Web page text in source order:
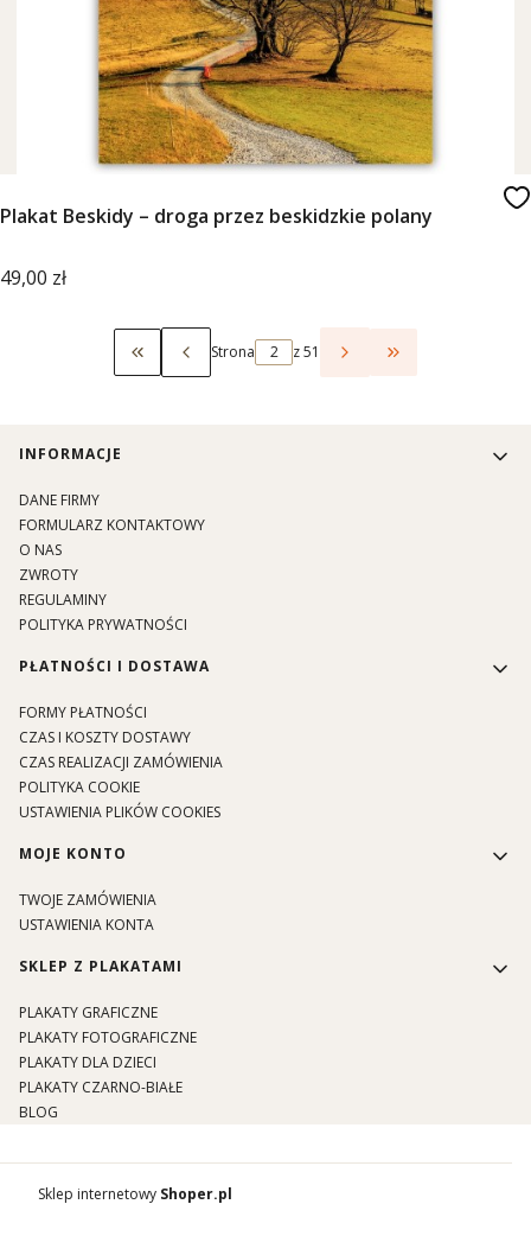
Plakat Beskidy – droga przez beskidzkie polany
Cena
49,00 zł
Wróć do pierwszej strony z produktami
Strona z 51 Przejdź do
Linki w stopce
INFORMACJE
DANE FIRMY
FORMULARZ KONTAKTOWY
O NAS
ZWROTY
REGULAMINY
POLITYKA PRYWATNOŚCI
PŁATNOŚCI I DOSTAWA
FORMY PŁATNOŚCI
CZAS I KOSZTY DOSTAWY
CZAS REALIZACJI ZAMÓWIENIA
POLITYKA COOKIE
USTAWIENIA PLIKÓW COOKIES
MOJE KONTO
TWOJE ZAMÓWIENIA
USTAWIENIA KONTA
SKLEP Z PLAKATAMI
PLAKATY GRAFICZNE
PLAKATY FOTOGRAFICZNE
PLAKATY DLA DZIECI
PLAKATY CZARNO-BIAŁE
BLOG
Sklep internetowy Shoper.pl